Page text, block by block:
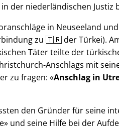
der niederländischen Justiz
in Neuseeland
zu 🇹🇷 der Türkei).
Täter teilte der
Anschlags mit
zu fragen: Anschlag in
den Gründer für seine
und seine Hilfe bei der